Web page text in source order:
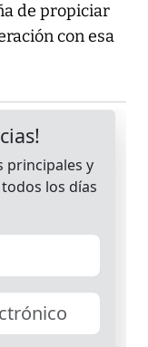
de propiciar
con esa